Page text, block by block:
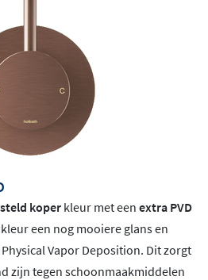
koperkleur met een extra PVD
een nog mooiere glans en
Vapor Deposition. Dit zorgt
zijn tegen schoonmaakmiddelen